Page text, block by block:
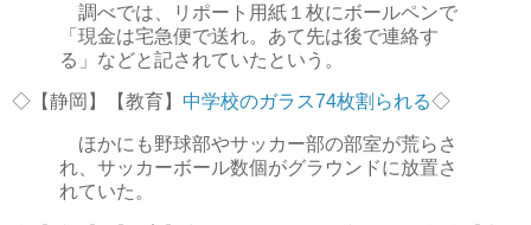
調べでは、リポート用紙１枚にボールペンで
「現金は宅急便で送れ。あて先は後で連絡す
る」などと記されていたという。
◇【静岡】【教育】 中学校のガラス74枚割られる◇
ほかにも野球部やサッカー部の部室が荒らさ
れ、サッカーボール数個がグラウンドに放置さ
れていた。